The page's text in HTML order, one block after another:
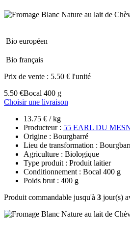
Bio européen
Bio français
Prix de vente : 5.50 € l'unité
5.50 €Bocal 400 g
Choisir une livraison
13.75 € / kg
Producteur : 55 EARL DU
Origine : Bourgbarré
Lieu de transformation :
Agriculture : Biologique
Type produit : Produit laitier
Conditionnement : Bocal 400 g
Poids brut : 400 g
Produit commandable jusqu'à 3 jour(s)